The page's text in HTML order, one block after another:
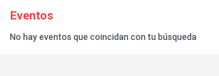
Eventos
No hay eventos que coincidan con tu búsqueda